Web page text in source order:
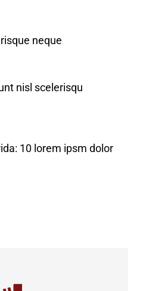
neque
nisl scelerisqu
10 lorem ipsm dolor